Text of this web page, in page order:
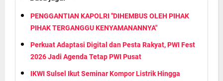
PENGGANTIAN KAPOLRI "DIHEMBUS OLEH PIHAK
PIHAK TERGANGGU KENYAMANANNYA"
Perkuat Adaptasi Digital dan Pesta Rakyat, PWI Fest
2026 Jadi Agenda Tetap PWI Pusat
IKWI Sulsel Ikut Seminar Kompor Listrik Hingga